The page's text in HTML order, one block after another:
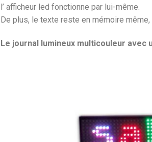
l’ afficheur led fonctionne par lui-même.
De plus, le texte reste en mémoire
Le journal lumineux multicouleur avec